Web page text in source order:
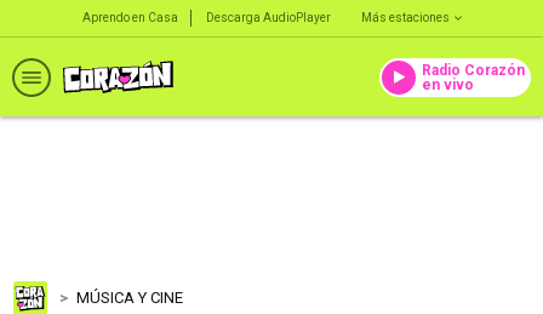
Aprendo en Casa Descarga AudioPlayer Más estaciones
Radio Corazón
en vivo
MÚSICA Y CINE